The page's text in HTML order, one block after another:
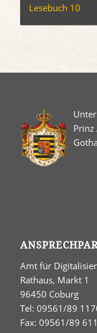
Lesebuch 10
Prinz
Gotha
Amt für
Rathaus, Markt 1
96450 Coburg
Tel: 09561/89
Fax: 09561/89